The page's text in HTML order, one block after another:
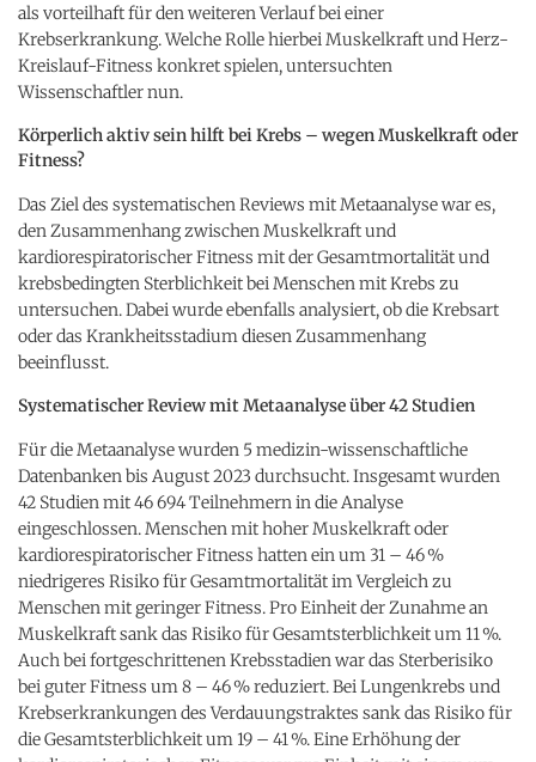
als vorteilhaft für den weiteren Verlauf bei einer
Krebserkrankung. Welche Rolle hierbei Muskelkraft und Herz-
Kreislauf-Fitness konkret spielen, untersuchten
Wissenschaftler nun.
Körperlich aktiv sein hilft bei Krebs – wegen Muskelkraft oder
Fitness?
Das Ziel des systematischen Reviews mit Metaanalyse war es,
den Zusammenhang zwischen Muskelkraft und
kardiorespiratorischer Fitness mit der Gesamtmortalität und
krebsbedingten Sterblichkeit bei Menschen mit Krebs zu
untersuchen. Dabei wurde ebenfalls analysiert, ob die Krebsart
oder das Krankheitsstadium diesen Zusammenhang
beeinflusst.
Systematischer Review mit Metaanalyse über 42 Studien
Für die Metaanalyse wurden 5 medizin-wissenschaftliche
Datenbanken bis August 2023 durchsucht. Insgesamt wurden
42 Studien mit 46 694 Teilnehmern in die Analyse
eingeschlossen. Menschen mit hoher Muskelkraft oder
kardiorespiratorischer Fitness hatten ein um 31 – 46 %
niedrigeres Risiko für Gesamtmortalität im Vergleich zu
Menschen mit geringer Fitness. Pro Einheit der Zunahme an
Muskelkraft sank das Risiko für Gesamtsterblichkeit um 11 %.
Auch bei fortgeschrittenen Krebsstadien war das Sterberisiko
bei guter Fitness um 8 – 46 % reduziert. Bei Lungenkrebs und
Krebserkrankungen des Verdauungstraktes sank das Risiko für
die Gesamtsterblichkeit um 19 – 41 %. Eine Erhöhung der